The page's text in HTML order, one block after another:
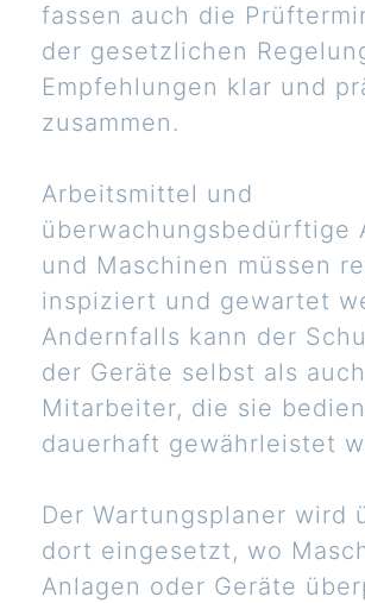
fassen auch die
der gesetzlichen
Empfehlungen klar und
zusammen.
Arbeitsmittel und
überwachungsbedürftige
und Maschinen müssen
inspiziert und gewartet
Andernfalls kann der
der Geräte selbst als
Mitarbeiter, die sie
dauerhaft gewährleistet
Der Wartungsplaner wird
dort eingesetzt, wo
Anlagen oder Geräte